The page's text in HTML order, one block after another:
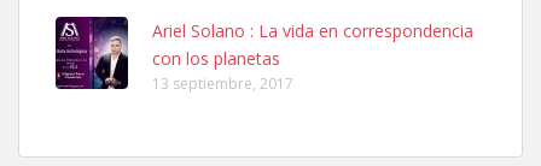
Ninfa perdida
El día 5 se los perdió una ninfa papillera, asustada tiene miedo a la
calle, se perdió por la zon...
Ariel Solano : La vida en correspondencia
con los planetas
13 septiembre, 2017